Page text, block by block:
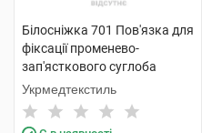
Білосніжка 701 Пов'язка для
фіксації променево-
зап'ясткового суглоба
розмір 4 (21-22см) 1 шт
Укрмедтекстиль